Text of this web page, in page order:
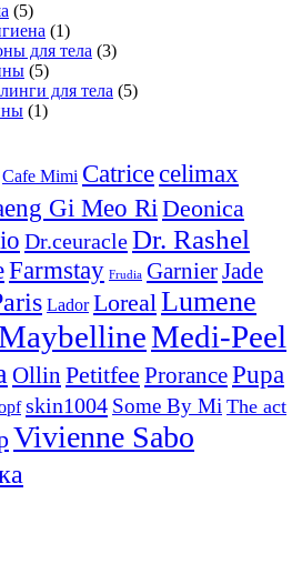
(5)
(1)
для тела (3)
(5)
для тела (5)
(1)
Cafe Mimi Catricecelimax
Gi Meo RiDeonica
Dr.ceuracleDr. Rashel
Farmstay Frudia GarnierJade
Lador LorealLumene
Medi-Peel
Ollin Petitfee ProrancePupa
skin1004 Some By Mi The act
Vivienne Sabo